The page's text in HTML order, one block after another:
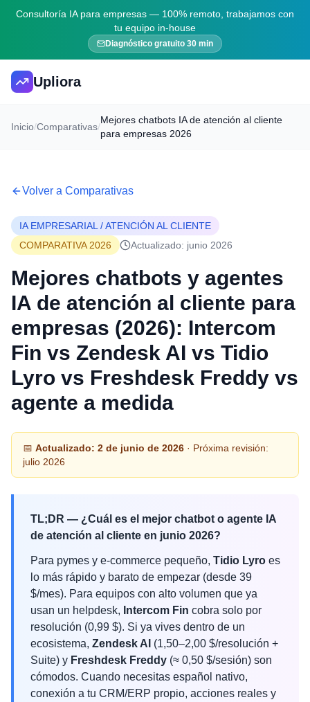
Consultoría IA para empresas — 100% remoto, trabajamos con
tu equipo in-house
Diagnóstico gratuito 30 min
Upliora
Inicio/Comparativas/
Mejores chatbots IA de atención al cliente
para empresas 2026
Volver a Comparativas
IA EMPRESARIAL / ATENCIÓN AL CLIENTE
COMPARATIVA 2026
Actualizado: junio 2026
Mejores chatbots y agentes
IA de atención al cliente para
empresas (2026): Intercom
Fin vs Zendesk AI vs Tidio
Lyro vs Freshdesk Freddy vs
agente a medida
📅 Actualizado: 2 de junio de 2026 · Próxima revisión:
julio 2026
TL;DR — ¿Cuál es el mejor chatbot o agente IA
de atención al cliente en junio 2026?
Para pymes y e-commerce pequeño, Tidio Lyro es
lo más rápido y barato de empezar (desde 39
$/mes). Para equipos con alto volumen que ya
usan un helpdesk, Intercom Fin cobra solo por
resolución (0,99 $). Si ya vives dentro de un
ecosistema, Zendesk AI (1,50–2,00 $/resolución +
Suite) y Freshdesk Freddy (≈ 0,50 $/sesión) son
cómodos. Cuando necesitas español nativo,
conexión a tu CRM/ERP propio, acciones reales y